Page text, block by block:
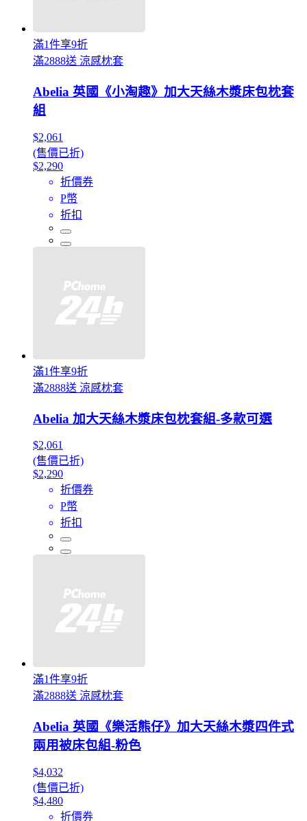
滿1件享9折
滿2888送 涼感枕套
Abelia 英國《小淘趣》加大天絲木漿床包枕套
組
$2,061
(售價已折)
$2,290
折價券
P幣
折扣
滿1件享9折
滿2888送 涼感枕套
Abelia 加大天絲木漿床包枕套組-多款可選
$2,061
(售價已折)
$2,290
折價券
P幣
折扣
滿1件享9折
滿2888送 涼感枕套
Abelia 英國《樂活熊仔》加大天絲木漿四件式
兩用被床包組-粉色
$4,032
(售價已折)
$4,480
折價券